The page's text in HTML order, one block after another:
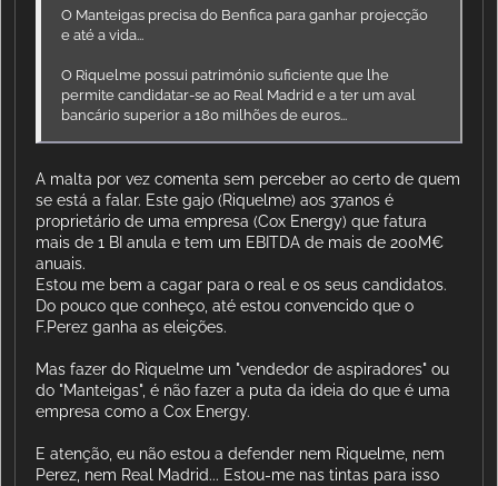
O Manteigas precisa do Benfica para ganhar projecção
e até a vida...
O Riquelme possui património suficiente que lhe
permite candidatar-se ao Real Madrid e a ter um aval
bancário superior a 180 milhões de euros...
A malta por vez comenta sem perceber ao certo de quem
se está a falar. Este gajo (Riquelme) aos 37anos é
proprietário de uma empresa (Cox Energy) que fatura
mais de 1 BI anula e tem um EBITDA de mais de 200M€
anuais.
Estou me bem a cagar para o real e os seus candidatos.
Do pouco que conheço, até estou convencido que o
F.Perez ganha as eleições.
Mas fazer do Riquelme um "vendedor de aspiradores" ou
do "Manteigas", é não fazer a puta da ideia do que é uma
empresa como a Cox Energy.
E atenção, eu não estou a defender nem Riquelme, nem
Perez, nem Real Madrid... Estou-me nas tintas para isso